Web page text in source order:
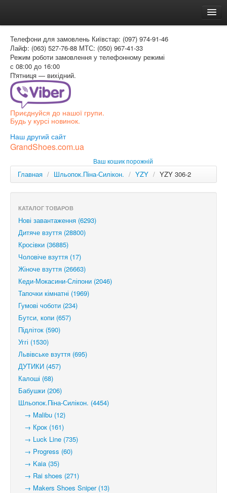
Доставка и оплата
Как заказать
Контакти
Таблиця розмірів
Вхід для покупця
РОС
Телефони для замовлень Київстар: (097) 974-91-46
Лайф: (063) 527-76-88 МТС: (050) 967-41-33
Режим роботи замовлення у телефонному режимі
с 08:00 до 16:00
П'ятниця — вихідний.
Приєднуйся до нашої групи.
Будь у курсі новинок.
Наш другий сайт
GrandShoes.com.ua
Ваш кошик порожній
Главная / Шльопок.Піна-Силікон. / YZY / YZY 306-2
КАТАЛОГ ТОВАРОВ
Нові завантаження (6293)
Дитяче взуття (28800)
Кросівки (36885)
Чоловіче взуття (17)
Жіноче взуття (26663)
Кеди-Мокасини-Сліпони (2046)
Тапочки кімнатні (1969)
Гумові чоботи (234)
Бутси, копи (657)
Підліток (590)
Уггі (1530)
Львівське взуття (695)
ДУТИКИ (457)
Калоші (68)
Бабушки (206)
Шльопок.Піна-Силікон. (4454)
→ Malibu (12)
→ Крок (161)
→ Luck Line (735)
→ Progress (60)
→ Kaia (35)
→ Rai shoes (271)
→ Makers Shoes Sniper (13)